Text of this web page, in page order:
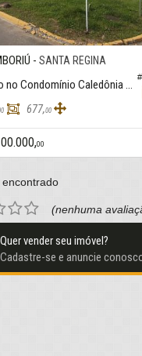
- SANTA REGINA
Terreno no Condomínio Caledônia Private Village
677,00
00
(nenhuma
Quer vender seu imóvel?
Cadastre-se e anuncie